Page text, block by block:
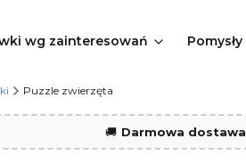
wg zainteresowań
Puzzle zwierzęta
🚚 Darmowa dostawa